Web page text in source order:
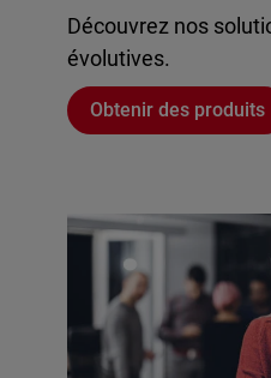
Découvrez nos
évolutives.
Obtenir des produits